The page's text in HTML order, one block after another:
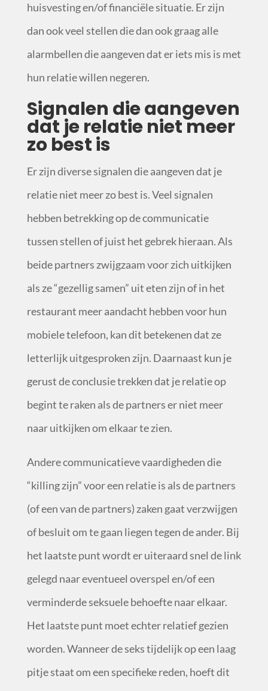
huisvesting en/of financiële situatie. Er zijn
dan ook veel stellen die dan ook graag alle
alarmbellen die aangeven dat er iets mis is met
hun relatie willen negeren.
Signalen die aangeven
dat je relatie niet meer
zo best is
Er zijn diverse signalen die aangeven dat je
relatie niet meer zo best is. Veel signalen
hebben betrekking op de communicatie
tussen stellen of juist het gebrek hieraan. Als
beide partners zwijgzaam voor zich uitkijken
als ze “gezellig samen” uit eten zijn of in het
restaurant meer aandacht hebben voor hun
mobiele telefoon, kan dit betekenen dat ze
letterlijk uitgesproken zijn. Daarnaast kun je
gerust de conclusie trekken dat je relatie op
begint te raken als de partners er niet meer
naar uitkijken om elkaar te zien.
Andere communicatieve vaardigheden die
“killing zijn” voor een relatie is als de partners
(of een van de partners) zaken gaat verzwijgen
of besluit om te gaan liegen tegen de ander. Bij
het laatste punt wordt er uiteraard snel de link
gelegd naar eventueel overspel en/of een
verminderde seksuele behoefte naar elkaar.
Het laatste punt moet echter relatief gezien
worden. Wanneer de seks tijdelijk op een laag
pitje staat om een specifieke reden, hoeft dit